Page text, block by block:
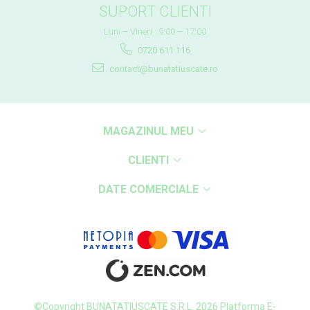
SUPORT CLIENTI
Luni – Vineri : 9:00 – 17:00
0720 611 116
contact@bunatatiuscate.ro
MAGAZINUL MEU
CLIENTI
DATE COMERCIALE
©Copyright BUNATATIUSCATE S.R.L. 2026 Platforma E-